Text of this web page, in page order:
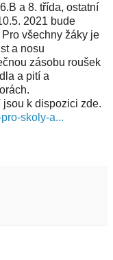
a 8. třída, ostatní
2021 bude
všechny žáky je
a nosu
zásobu roušek
a pití a
jsou k dispozici zde.
skoly-a...